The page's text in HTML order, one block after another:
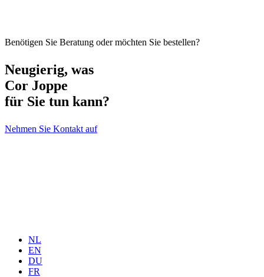
Benötigen Sie Beratung oder möchten Sie bestellen?
Neugierig, was
Cor Joppe
für Sie tun kann?
Nehmen Sie Kontakt auf
NL
EN
DU
FR